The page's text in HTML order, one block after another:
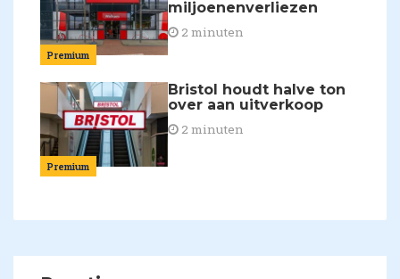
Premium
miljoenenverliezen
2 minuten
Premium
Bristol houdt halve ton
over aan uitverkoop
2 minuten